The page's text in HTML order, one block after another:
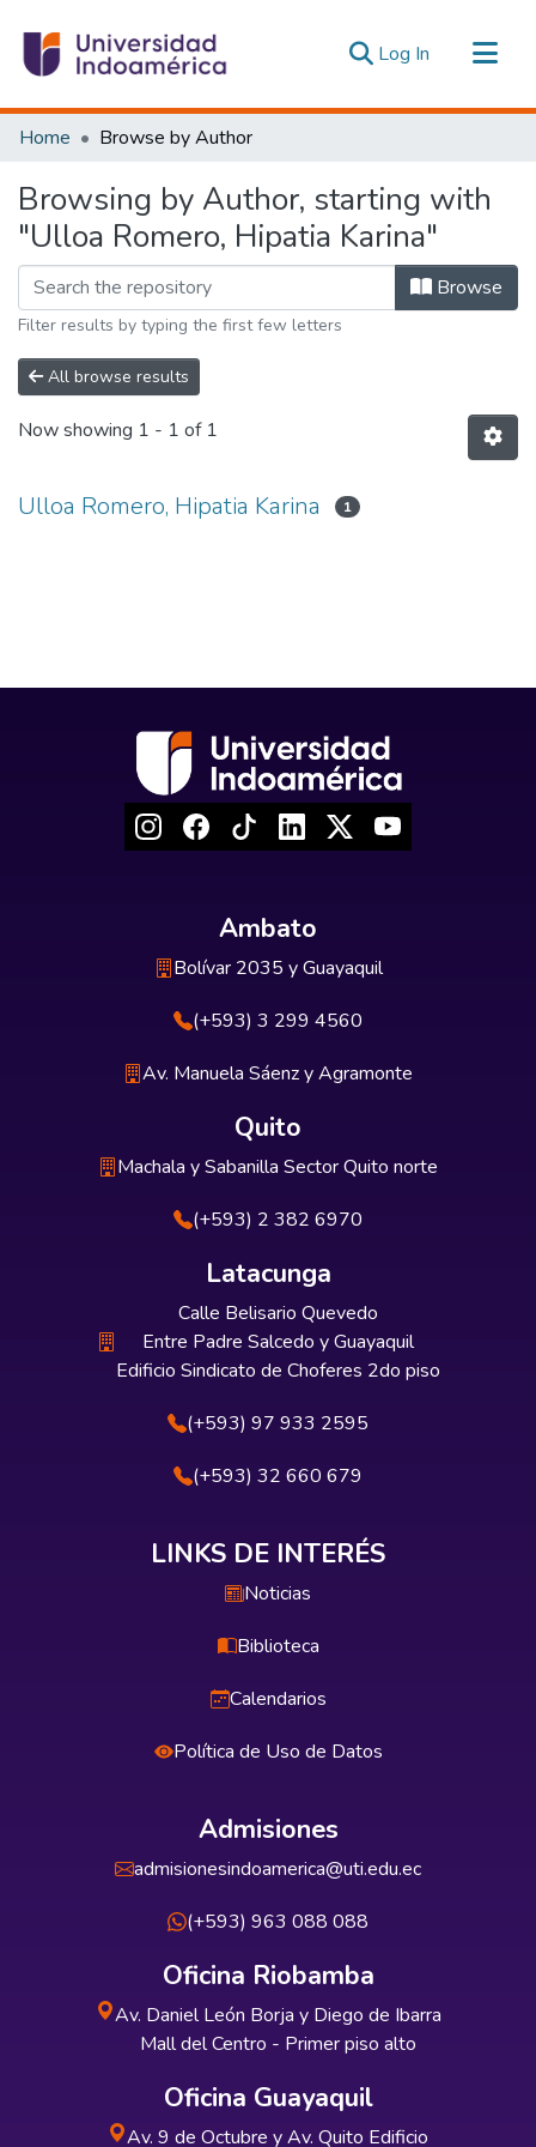
Log In (current)
Communities & Collections
Estadísticas Externas
Home Browse by Author
Browsing by Author, starting with
"Ulloa Romero, Hipatia Karina"
Browse
Filter results by typing the first few letters
All browse results
Now showing 1 - 1 of 1
Ulloa Romero, Hipatia Karina 1
Ambato
Bolívar 2035 y Guayaquil
(+593) 3 299 4560
Av. Manuela Sáenz y Agramonte
Quito
Machala y Sabanilla Sector Quito norte
(+593) 2 382 6970
Latacunga
Calle Belisario Quevedo
Entre Padre Salcedo y Guayaquil
Edificio Sindicato de Choferes 2do piso
(+593) 97 933 2595
(+593) 32 660 679
LINKS DE INTERÉS
Noticias
Biblioteca
Calendarios
Política de Uso de Datos
Admisiones
admisionesindoamerica@uti.edu.ec
(+593) 963 088 088
Oficina Riobamba
Av. Daniel León Borja y Diego de Ibarra
Mall del Centro - Primer piso alto
Oficina Guayaquil
Av. 9 de Octubre y Av. Quito Edificio